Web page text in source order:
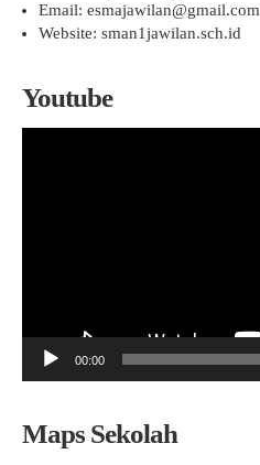
Email: esmajawilan@gmail.com
Website: sman1jawilan.sch.id
Youtube
00:00
Maps Sekolah